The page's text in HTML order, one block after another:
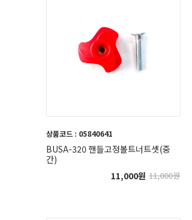
상품코드 : 05840641
BUSA-320 핸들고정볼트너트셋(중
간)
11,000원 11,000원